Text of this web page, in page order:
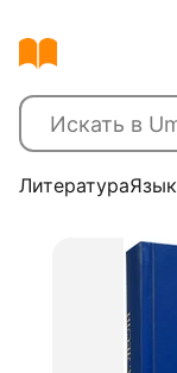
ЛитератураЯзык